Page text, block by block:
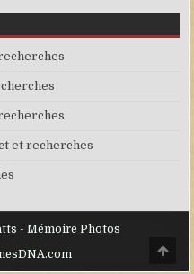
et recherches
- Mémoire Photos